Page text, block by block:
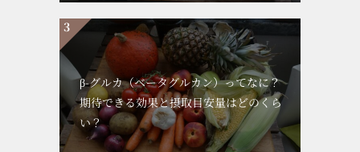
β-グルカ（ベータグルカン）ってなに？
期待できる効果と摂取目安量はどのくら
い？